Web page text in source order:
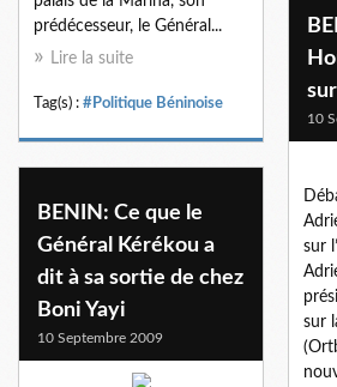
prédécesseur, le Général...
Lire la suite
Tag(s) : #Politique Béninoise
10
sur
sur
BENIN: Ce que le
Général Kérékou a
dit à sa sortie de chez
Boni Yayi
10 Septembre 2009